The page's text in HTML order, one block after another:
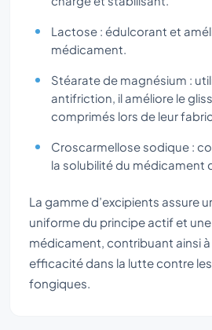
Lactose : édulcorant et
médicament.
Stéarate de magnésium :
antifriction, il améliore le
comprimés lors de leur
Croscarmellose sodique :
la solubilité du médicament
La gamme d’excipients assure
uniforme du principe actif et
médicament, contribuant ainsi
efficacité dans la lutte contre
fongiques.